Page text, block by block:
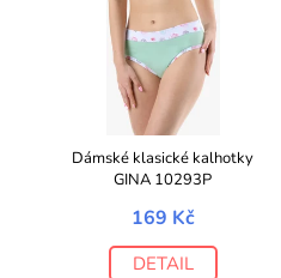
Dámské klasické kalhotky
GINA 10293P
169 Kč
DETAIL